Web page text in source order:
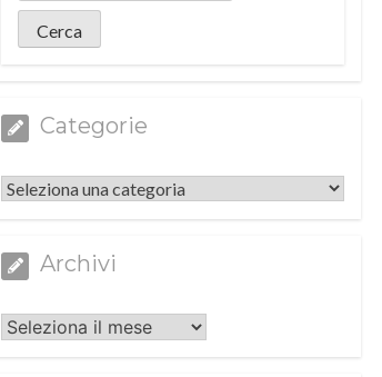
Categorie
Categorie
Archivi
Archivi